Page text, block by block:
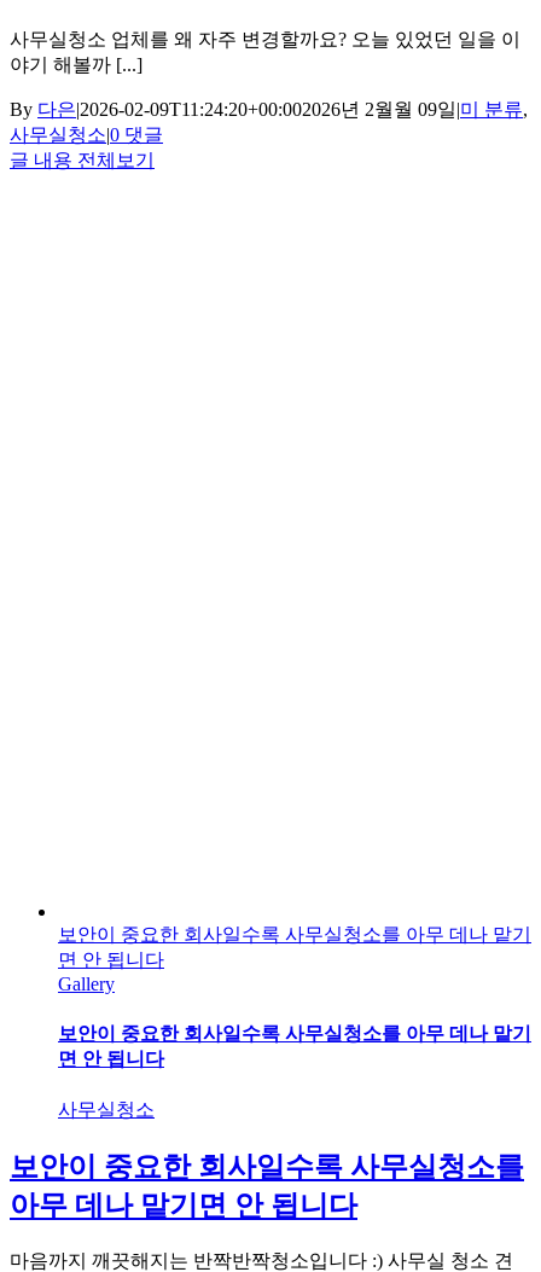
사무실청소 업체를 왜 자주 변경할까요? 오늘 있었던 일을 이
야기 해볼까 [...]
By 다은|2026-02-09T11:24:20+00:002026년 2월월 09일|미 분류,
사무실청소|0 댓글
글 내용 전체보기
보안이 중요한 회사일수록 사무실청소를 아무 데나 맡기
면 안 됩니다
Gallery
보안이 중요한 회사일수록 사무실청소를 아무 데나 맡기
면 안 됩니다
사무실청소
보안이 중요한 회사일수록 사무실청소를
아무 데나 맡기면 안 됩니다
마음까지 깨끗해지는 반짝반짝청소입니다 :) 사무실 청소 견